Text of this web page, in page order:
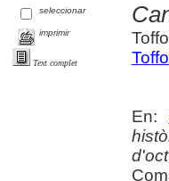
seleccionar
imprimir
Text complet
En: